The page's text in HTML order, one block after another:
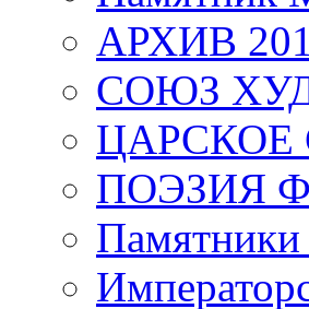
АРХИВ
СОЮЗ
ЦАРСКОЕ
ПОЭЗИЯ